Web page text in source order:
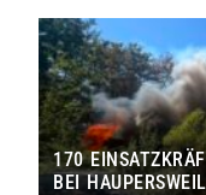
170
EI